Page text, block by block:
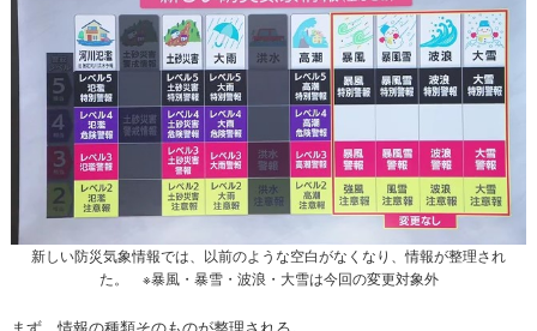
新しい防災気象情報では、以前のような空白がなくなり、情報が整理され
た。 ※暴風・暴雪・波浪・大雪は今回の変更対象外